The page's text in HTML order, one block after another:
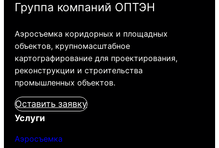
Группа компаний ОПТЭН
Аэросъемка коридорных и площадных
объектов, крупномасштабное
картографирование для проектирования,
реконструкции и строительства
промышленных объектов.
Оставить заявку
Услуги
Аэросъемка